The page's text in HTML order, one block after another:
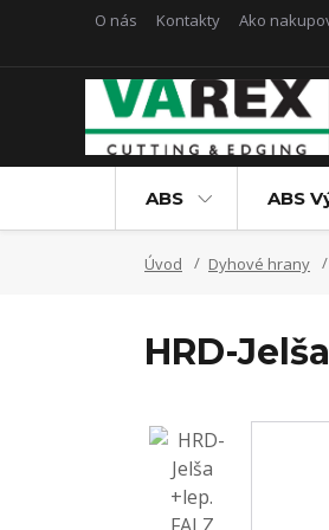
O nás Kontakty Ako
ABS ABS
Úvod Dyhové hrany
HRD-